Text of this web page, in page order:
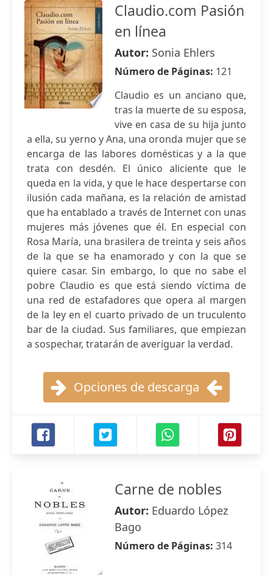
Claudio.com Pasión
en línea
Autor: Sonia Ehlers
Número de Páginas: 121
Claudio es un anciano que,
tras la muerte de su esposa,
vive en casa de su hija junto
a ella, su yerno y Ana, una oronda mujer que se
encarga de las labores domésticas y a la que
trata con desdén. El único aliciente que le
queda en la vida, y que le hace despertarse con
ilusión cada mañana, es la relación de amistad
que ha entablado a través de Internet con unas
mujeres más jóvenes que él. En especial con
Rosa María, una brasilera de treinta y seis años
de la que se ha enamorado y con la que se
quiere casar. Sin embargo, lo que no sabe el
pobre Claudio es que está siendo víctima de
una red de estafadores que opera al margen
de la ley en el cuarto privado de un truculento
bar de la ciudad. Sus familiares, que empiezan
a sospechar, tratarán de averiguar la verdad.
Opciones de descarga
Carne de nobles
Autor: Eduardo López
Bago
Número de Páginas: 314